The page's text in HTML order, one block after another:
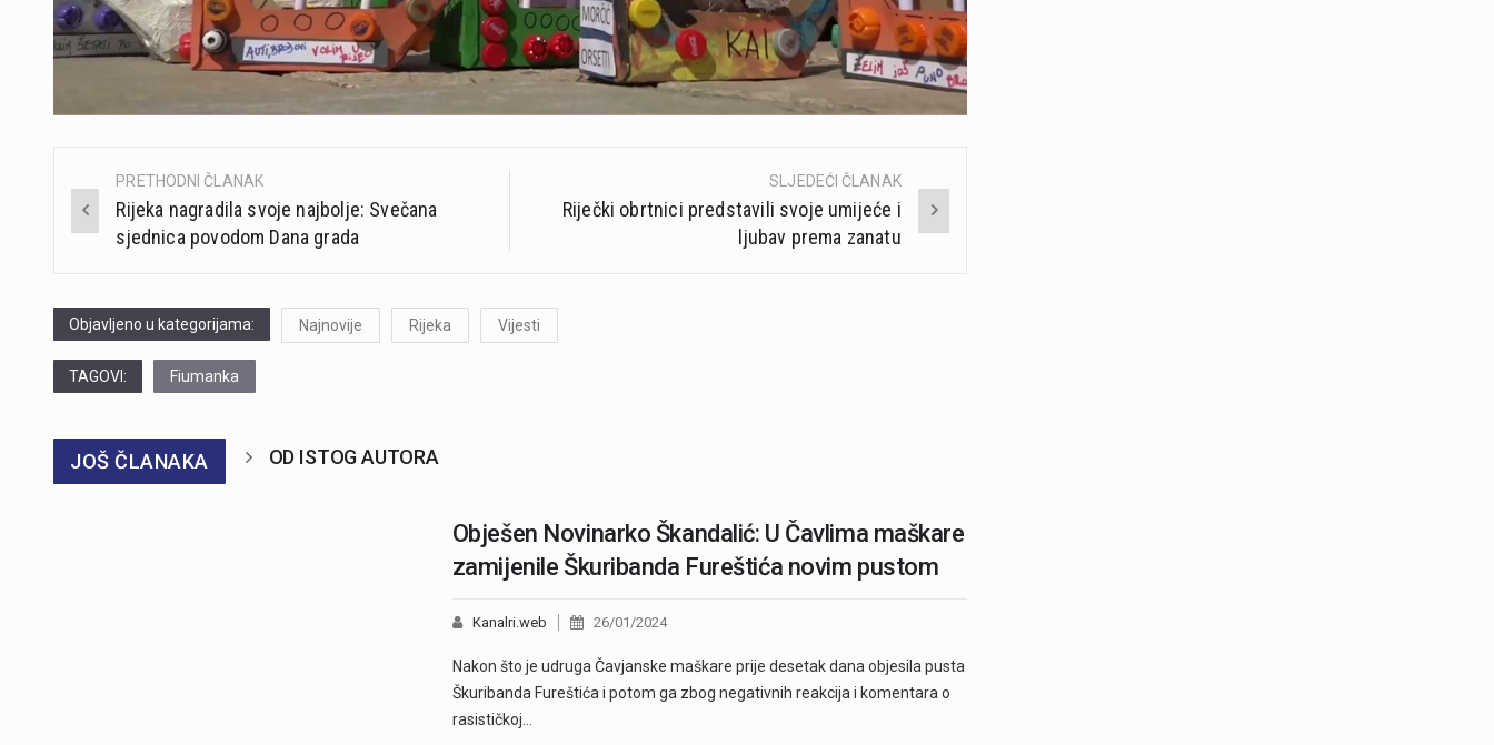
Post
navigation
PRETHODNI ČLANAK
Rijeka nagradila svoje najbolje: Svečana
sjednica povodom Dana grada
SLJEDEĆI ČLANAK
Riječki obrtnici predstavili svoje umijeće i
ljubav prema zanatu
Objavljeno u kategorijama: Najnovije Rijeka Vijesti
TAGOVI: Fiumanka
JOŠ ČLANAKA OD ISTOG AUTORA
Obješen Novinarko Škandalić: U Čavlima maškare
zamijenile Škuribanda Fureštića novim pustom
Kanalri.web 26/01/2024
Nakon što je udruga Čavjanske maškare prije desetak dana objesila pusta
Škuribanda Fureštića i potom ga zbog negativnih reakcija i komentara o
rasističkoj…